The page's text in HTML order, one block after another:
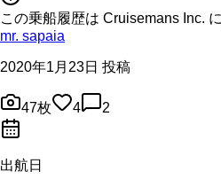
この乗船履歴は Cruisemans Inc.
mr. sapaia
2020年1月23日 投稿
47枚 4 2
出航日